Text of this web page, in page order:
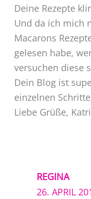
Deine Rezepte
Und da ich mich
Macarons
gelesen habe,
versuchen diese
Dein Blog ist
einzelnen
Liebe Grüße,
REGINA
26. APRIL